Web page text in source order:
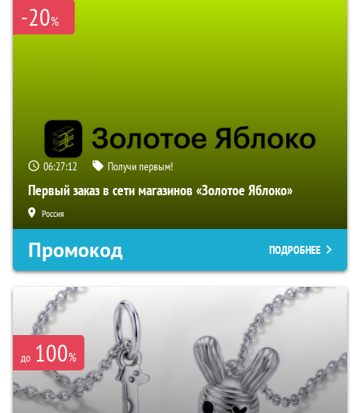
-20%
06:27:11 Получи первым!
Первый заказ в сети магазинов «Золотое Яблоко»
Россия
Промокод ПОДРОБНЕЕ
до 100%